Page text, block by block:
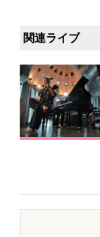
関連ライブ